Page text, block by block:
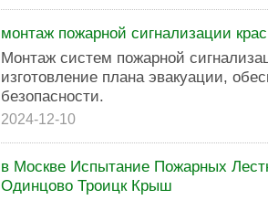
монтаж пожарной сигнализации
Монтаж систем пожарной
изготовление плана эвакуации,
безопасности.
2024-12-10
в Москве Испытание Пожарных
Одинцово Троицк Крыш